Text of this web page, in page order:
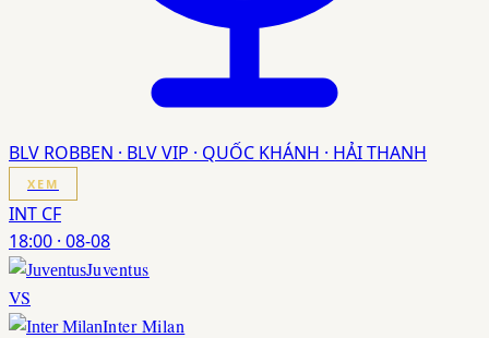
BLV ROBBEN · BLV VIP · QUỐC KHÁNH · HẢI THANH
XEM
INT CF
18:00 · 08-08
Juventus
VS
Inter Milan